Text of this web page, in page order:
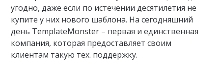
угодно, даже если по истечении десятилетия не
купите у них нового шаблона. На сегодняшний
день TemplateMonster – первая и единственная
компания, которая предоставляет своим
клиентам такую тех. поддержку.